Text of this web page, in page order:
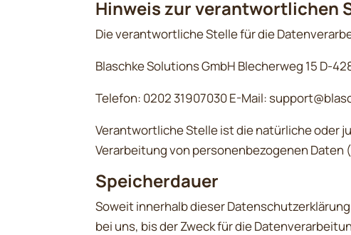
Hinweis zur verantwortlichen
Die verantwortliche Stelle für die
Blaschke Solutions GmbH Blecherweg 15 D-
Telefon: 0202 31907030 E-Mail:
Verantwortliche Stelle ist die natürliche oder
Verarbeitung von personenbezogenen Daten
Speicherdauer
Soweit innerhalb dieser
bei uns, bis der Zweck für die